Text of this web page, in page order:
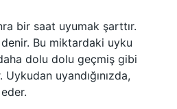
bir saat uyumak şarttır.
Bu miktardaki uyku
dolu dolu geçmiş gibi
uyandığınızda,